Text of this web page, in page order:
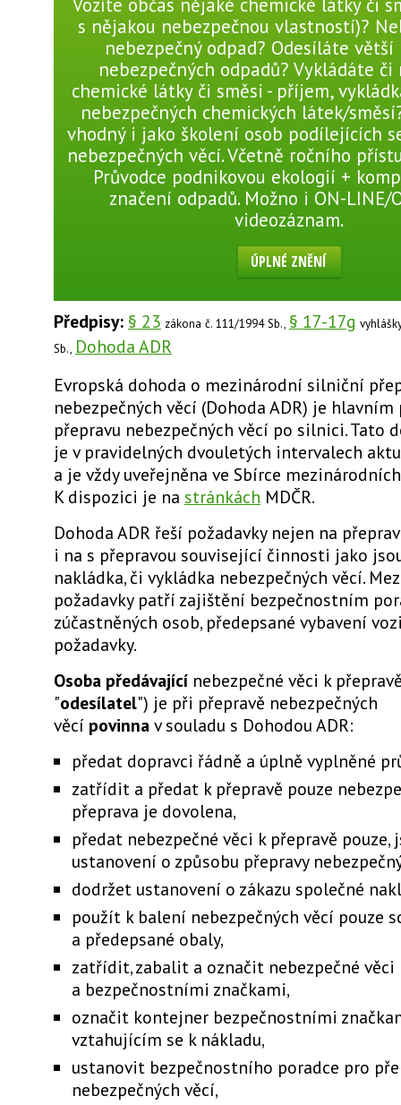
Vozíte občas nějaké chemické látky či
s nějakou nebezpečnou vlastností)?
nebezpečný odpad? Odesíláte
nebezpečných odpadů? Vykládáte
chemické látky či směsi - příjem,
nebezpečných chemických látek/
vhodný i jako školení osob podílejících
nebezpečných věcí. Včetně ročního
Průvodce podnikovou ekologií +
značení odpadů. Možno i ON-LINE/
videozáznam.
ÚPLNÉ ZNĚNÍ
Předpisy: § 23 zákona č. 111/1994 Sb., § 17-17g
Sb., Dohoda ADR
Evropská dohoda o mezinárodní silniční
nebezpečných věcí (Dohoda ADR) je
přepravu nebezpečných věcí po silnici. Tato
je v pravidelných dvouletých intervalech
a je vždy uveřejněna ve Sbírce
K dispozici je na stránkách MDČR.
Dohoda ADR řeší požadavky nejen na
i na s přepravou související činnosti jako
nakládka, či vykládka nebezpečných věcí.
požadavky patří zajištění bezpečnostním
zúčastněných osob, předepsané vybavení
požadavky.
Osoba předávající nebezpečné věci k
"odesílatel") je při přepravě nebezpečných
věcí povinna v souladu s Dohodou ADR:
předat dopravci řádně a úplně vyplněné
zatřídit a předat k přepravě pouze
přeprava je dovolena,
předat nebezpečné věci k přepravě
ustanovení o způsobu přepravy
dodržet ustanovení o zákazu společné
použít k balení nebezpečných věcí pouze
a předepsané obaly,
zatřídit, zabalit a označit nebezpečné věci
a bezpečnostními značkami,
označit kontejner bezpečnostními
vztahujícím se k nákladu,
ustanovit bezpečnostního poradce pro
nebezpečných věcí,